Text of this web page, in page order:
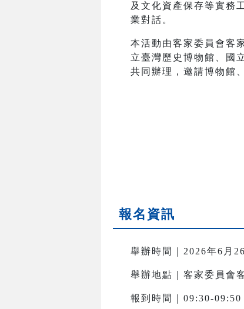
及文化資產保存等實務
業對話。
本活動由客家委員會客
立臺灣歷史博物館、國
共同辦理，邀請博物館
報名資訊
舉辦時間｜2026年6月
舉辦地點｜客家委員會
報到時間｜09:30-09:50